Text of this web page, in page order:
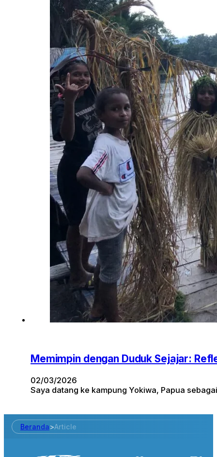
Memimpin dengan Duduk Sejajar:
02/03/2026
Saya datang ke kampung Yokiwa, Papua
Beranda>Article